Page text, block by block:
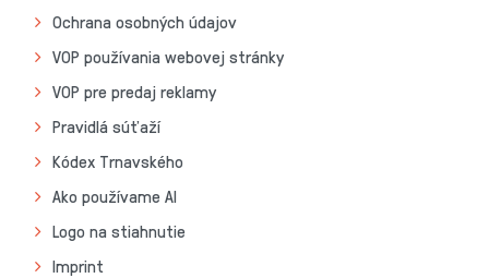
Ochrana osobných údajov
VOP používania webovej stránky
VOP pre predaj reklamy
Pravidlá súťaží
Kódex Trnavského
Ako používame AI
Logo na stiahnutie
Imprint